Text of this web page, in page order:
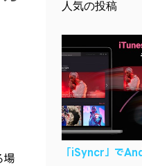
場
人気の投稿
「iSyncr」で